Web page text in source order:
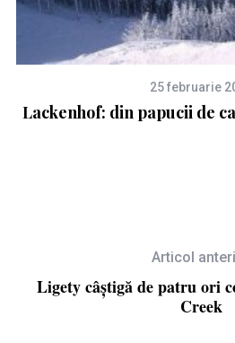
25 februarie
Lackenhof: din papucii de
Articol
Ligety câștigă de patru ori
Creek